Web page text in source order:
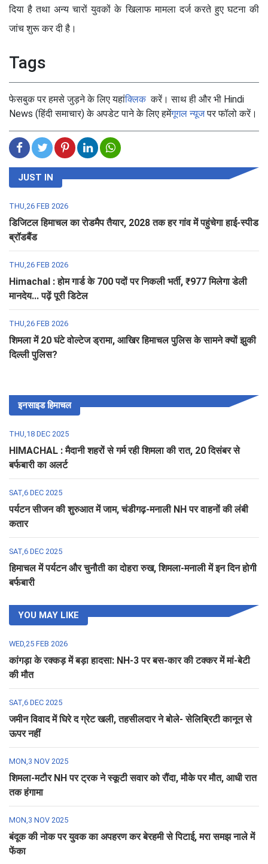
दिया है तथा अन्य चारों युवकों के खिलाफ मामला दर्ज करते हुए घटना की
जांच शुरू कर दी है।
Tags
फेसबुक पर हमसे जुड़ने के लिए यहांक्लिककरें। साथ ही और भी Hindi
News (हिंदी समाचार) के अपडेट पाने के लिए हमेंगूगल न्यूजपर फॉलो करें।
JUST IN
THU,26 FEB 2026
डिजिटल हिमाचल का रोडमैप तैयार, 2028 तक हर गांव में पहुंचेगा हाई-स्पीड
ब्रॉडबैंड
THU,26 FEB 2026
Himachal : होम गार्ड के 700 पदों पर निकली भर्ती, ₹977 मिलेगा डेली
मानदेय... पढ़ें पूरी डिटेल
THU,26 FEB 2026
शिमला में 20 घंटे वोल्टेज ड्रामा, आखिर हिमाचल पुलिस के सामने क्यों झुकी
दिल्ली पुलिस?
इनसाइड हिमाचल
THU,18 DEC 2025
HIMACHAL : मैदानी शहरों से गर्म रही शिमला की रात, 20 दिसंबर से
बर्फबारी का अलर्ट
SAT,6 DEC 2025
पर्यटन सीजन की शुरुआत में जाम, चंडीगढ़-मनाली NH पर वाहनों की लंबी
कतार
SAT,6 DEC 2025
हिमाचल में पर्यटन और चुनौती का दोहरा रुख, शिमला-मनाली में इन दिन होगी
बर्फबारी
YOU MAY LIKE
WED,25 FEB 2026
कांगड़ा के रक्कड़ में बड़ा हादसा: NH-3 पर बस-कार की टक्कर में मां-बेटी
की मौत
SAT,6 DEC 2025
जमीन विवाद में घिरे द ग्रेट खली, तहसीलदार ने बोले- सेलिब्रिटी कानून से
ऊपर नहीं
MON,3 NOV 2025
शिमला-मटौर NH पर ट्रक ने स्कूटी सवार को रौंदा, मौके पर मौत, आधी रात
तक हंगामा
MON,3 NOV 2025
बंदूक की नोक पर युवक का अपहरण कर बेरहमी से पिटाई, मरा समझ नाले में
फेंका